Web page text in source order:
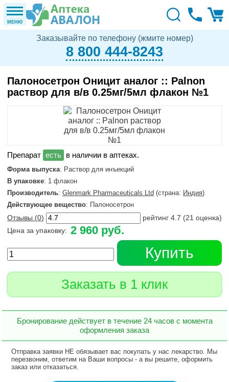
МЕНЮ
Заказывайте по телефону (жмите номер)
8 800 444-8243
Палоносетрон Оницит аналог :: Palnon
раствор для в/в 0.25мг/5мл флакон №1
в наличии в аптеках.
Форма выпуска: Раствор для инъекций
В упаковке: 1 флакон
Производитель: Glenmark Pharmaceuticals Ltd (страна: Индия)
Действующее вещество: Палоносетрон
Отзывы (0) рейтинг 4.7 (21 оценка)
Цена за упаковку: 2 960 руб.
Купить
Заказать в 1 клик
Бронирование действует в течение 24 часов с момента
оформления заказа
Отправка заявки НЕ обязывает вас покупать у нас лекарство. Мы
перезвоним, ответим на Ваши вопросы - а вы решите, оформить
заказ или отказаться.